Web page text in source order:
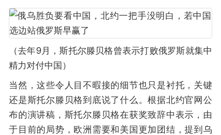
（去年9月，斯托尔滕贝格曾表示打败俄罗斯就集中
精力对付中国）
当然，这些令人目不暇接的细节也只是衬托，关键
还是斯托尔滕贝格到底说了什么。根据北约官网公
布的演讲稿，斯托尔滕贝格在获奖致辞中表示，由
于目前的局势，欧洲需要和美国更加团结，提到乌